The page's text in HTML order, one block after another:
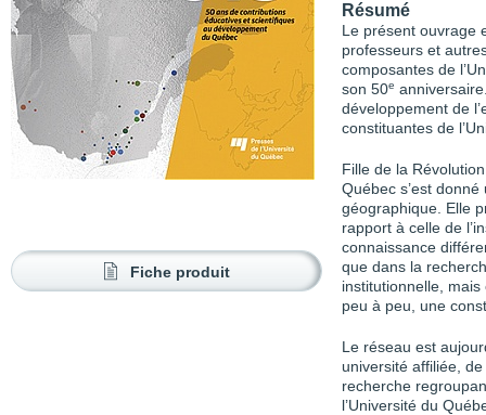
Fiche produit
Résumé
Le présent ouvrage
professeurs et
composantes de
son 50e
développement de
constituantes de
Fille de la
Québec s’est
géographique. Elle
rapport à celle de
connaissance
que dans la
institutionnelle, mais
peu à peu, une
Le réseau est
université affiliée,
recherche
l’Université du